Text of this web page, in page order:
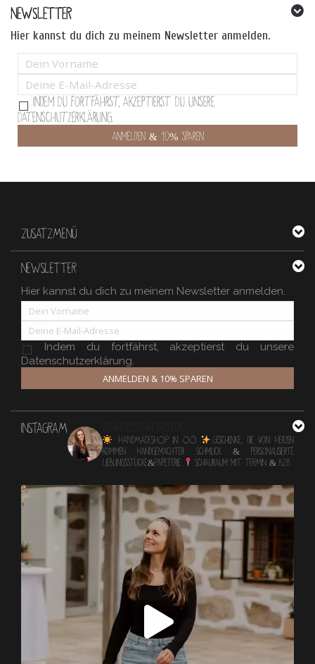
NEWSLETTER
Hier kannst du dich zu meinem Newsletter anmelden.
Indem Du fortfährst, akzeptierst Du unsere
Datenschutzerklärung.
ZUSATZMENÜ
NEWSLETTER
Hier kannst du dich zu meinem Newsletter anmelden.
Indem du fortfährst, akzeptierst du unsere
Datenschutzerklärung.
ANMELDEN & 10% SPAREN
INSTAGRAM
HANDMADESHOP in OÖ
Geschenke, die von Herzen
kommen Handgemachter Schmuck & personalisierte
Lieblingsstücke&Papeterie
Schauraum mit TERMIN & B2B